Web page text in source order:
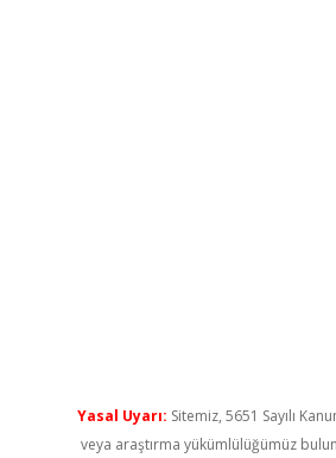
Yasal Uyarı: Sitemiz, 5651 Sayılı
veya araştırma yükümlülüğümüz